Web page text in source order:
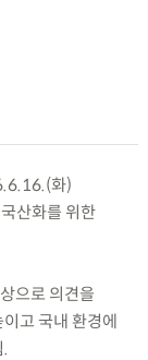
화)
산화를 위한
으로 의견을
고 국내 환경에